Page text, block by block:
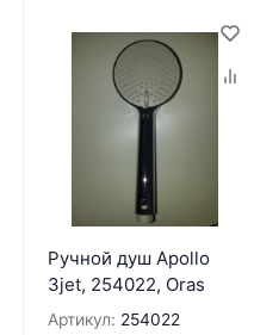
Ручной душ Apollo
3jet, 254022, Oras
Артикул: 254022